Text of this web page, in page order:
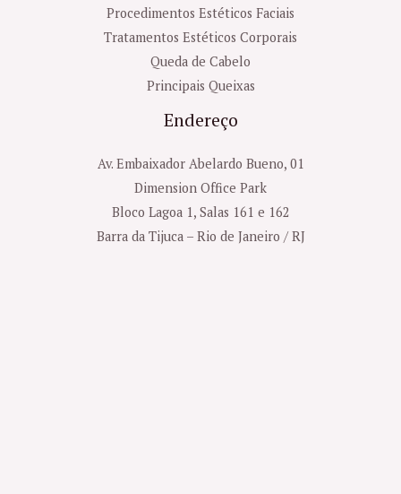
Procedimentos Estéticos Faciais
Tratamentos Estéticos Corporais
Queda de Cabelo
Principais Queixas
Endereço
Av. Embaixador Abelardo Bueno, 01
Dimension Office Park
Bloco Lagoa 1, Salas 161 e 162
Barra da Tijuca – Rio de Janeiro / RJ